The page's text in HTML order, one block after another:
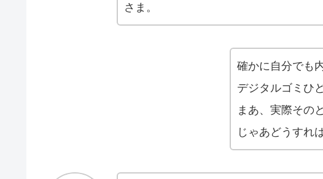
さま。
確かに自分でも
デジタルゴミひ
まあ、実際その
じゃあどうすれ